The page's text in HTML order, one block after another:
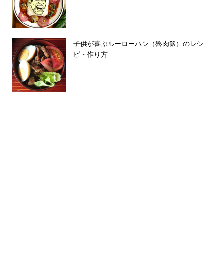
子供が喜ぶルーローハン（魯肉飯）のレシ
ピ・作り方